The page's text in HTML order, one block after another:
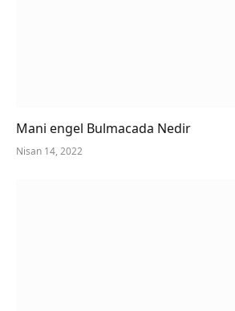
Mani engel Bulmacada Nedir
Nisan 14, 2022